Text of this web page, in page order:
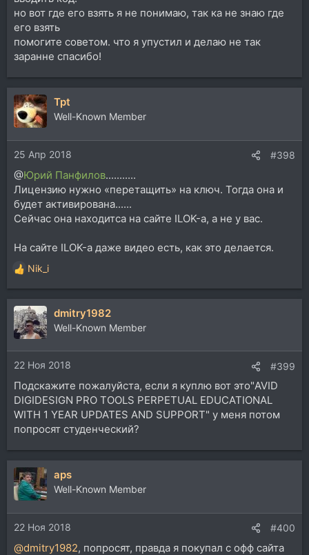
но вот где его взять я не понимаю, так ка не знаю где
его взять
помогите советом. что я упустил и делаю не так
заранне спасибо!
Tpt
Well-Known Member
25 Апр 2018 #398
@Юрий Панфилов...........
Лицензию нужно «перетащить» на ключ. Тогда она и
будет активирована......
Сейчас она находитса на сайте ILOK-а, а не у вас.
На сайте ILOK-а даже видео есть, как это делается.
Р
е
а
к
ц
и
и
:
Nik_i
dmitry1982
Well-Known Member
22 Ноя 2018 #399
Подскажите пожалуйста, если я куплю вот это"AVID
DIGIDESIGN PRO TOOLS PERPETUAL EDUCATIONAL
WITH 1 YEAR UPDATES AND SUPPORT" у меня потом
попросят студенческий?
aps
Well-Known Member
22 Ноя 2018 #400
@dmitry1982, попросят, правда я покупал с офф сайта